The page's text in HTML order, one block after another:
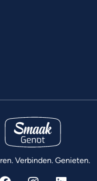
Verbinden. Genieten.